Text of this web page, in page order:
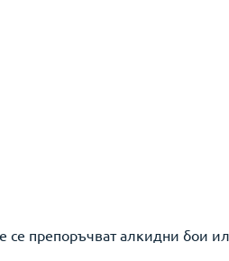
се препоръчват алкидни бои